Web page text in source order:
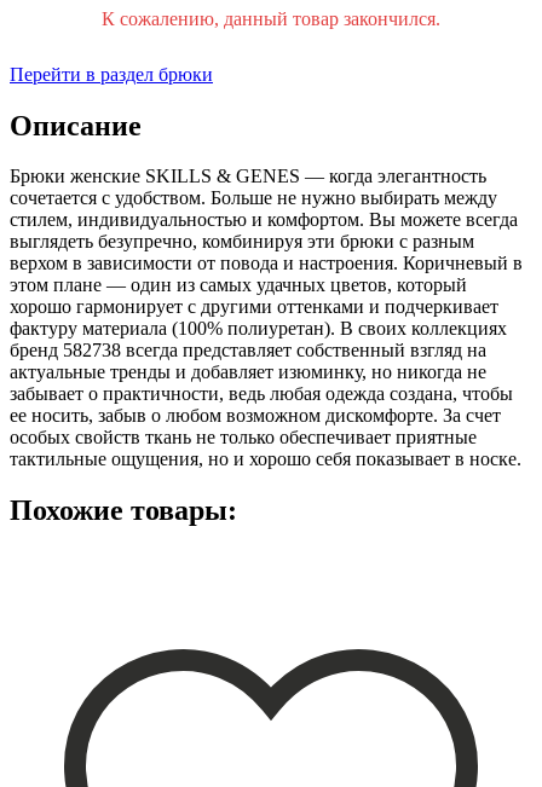
К сожалению, данный товар закончился.
Перейти в раздел брюки
Описание
Брюки женские SKILLS & GENES — когда элегантность
сочетается с удобством. Больше не нужно выбирать между
стилем, индивидуальностью и комфортом. Вы можете всегда
выглядеть безупречно, комбинируя эти брюки с разным
верхом в зависимости от повода и настроения. Коричневый в
этом плане — один из самых удачных цветов, который
хорошо гармонирует с другими оттенками и подчеркивает
фактуру материала (100% полиуретан). В своих коллекциях
бренд 582738 всегда представляет собственный взгляд на
актуальные тренды и добавляет изюминку, но никогда не
забывает о практичности, ведь любая одежда создана, чтобы
ее носить, забыв о любом возможном дискомфорте. За счет
особых свойств ткань не только обеспечивает приятные
тактильные ощущения, но и хорошо себя показывает в носке.
Похожие товары: